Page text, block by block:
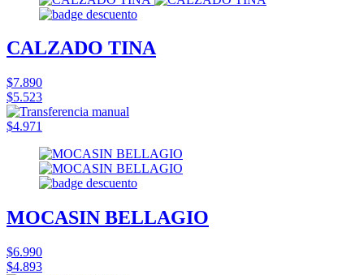
CALZADO TINA
$7.890
$5.523
$4.971
MOCASIN BELLAGIO
$6.990
$4.893